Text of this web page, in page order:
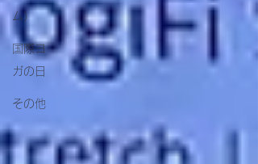
ム）
国際ヨ
ガの日
その他